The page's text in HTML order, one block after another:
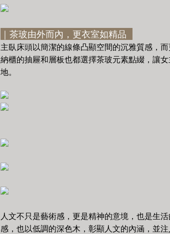
｜茶玻由外而內，更衣室如精品
主臥床頭以簡潔的線條凸顯空間的沉雅質感，
納櫃的抽屜和層板也都選擇茶玻元素點綴，讓
地。
人文不只是藝術感，更是精神的意境，也是生
感，也以低調的深色木，彰顯人文的內涵，並